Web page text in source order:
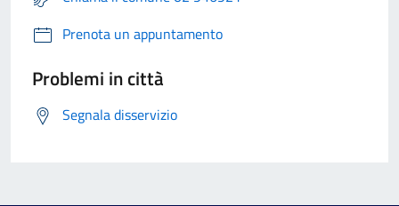
Prenota un appuntamento
Problemi in città
Segnala disservizio